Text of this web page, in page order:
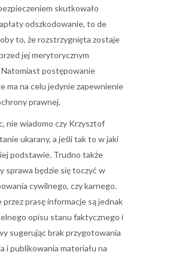
skutkowało
odszkodowanie, to de
to, że rozstrzygnięta zostaje
jej merytorycznym
Natomiast postępowanie
ma na celu jedynie zapewnienie
prawnej.
nie wiadomo czy Krzysztof
ukarany, a jeśli tak to w jaki
podstawie. Trudno także
sprawa będzie się toczyć w
cywilnego, czy karnego.
prasę informacje są jednak
opisu stanu faktycznego i
sugerując brak przygotowania
i publikowania materiału na